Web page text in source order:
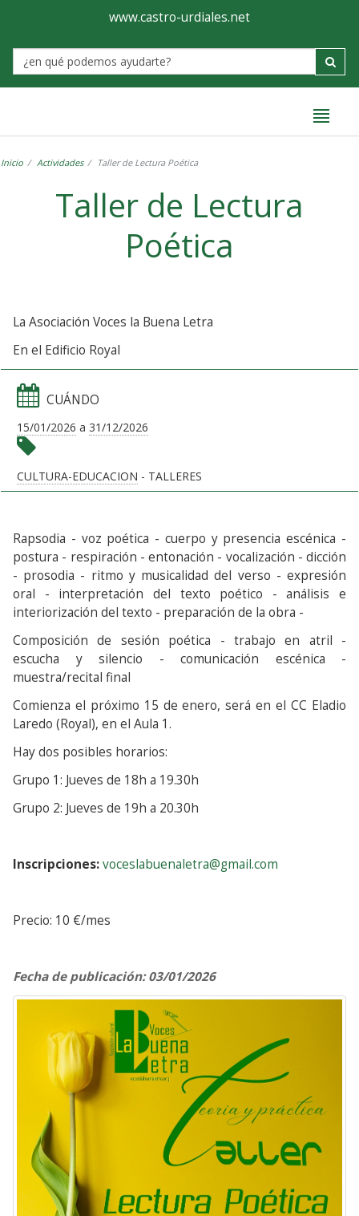
Ayuntamiento
de
Castro-
www.castro-urdiales.net
Label
Inicio Actividades Taller de Lectura Poética
Taller de Lectura
Poética
La Asociación Voces la Buena Letra
En el Edificio Royal
CUÁNDO
15/01/2026 a 31/12/2026
CULTURA-EDUCACION - TALLERES
Rapsodia - voz poética - cuerpo y presencia escénica -
postura - respiración - entonación - vocalización - dicción
- prosodia - ritmo y musicalidad del verso - expresión
oral - interpretación del texto poético - análisis e
interiorización del texto - preparación de la obra -
Composición de sesión poética - trabajo en atril -
escucha y silencio - comunicación escénica -
muestra/recital final
Comienza el próximo 15 de enero, será en el CC Eladio
Laredo (Royal), en el Aula 1.
Hay dos posibles horarios:
Grupo 1: Jueves de 18h a 19.30h
Grupo 2: Jueves de 19h a 20.30h
Inscripciones:voceslabuenaletra@gmail.com
Precio: 10 €/mes
Fecha de publicación: 03/01/2026